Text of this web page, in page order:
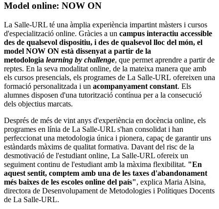
Model online: NOW ON
La Salle-URL té una àmplia experiència impartint màsters i cursos
d'especialització online. Gràcies a un campus interactiu accessible
des de qualsevol dispositiu, i des de qualsevol lloc del món, el
model NOW ON està dissenyat a partir de la
metodologia learning by challenge, que permet aprendre a partir de
reptes. En la seva modalitat online, de la mateixa manera que amb
els cursos presencials, els programes de La Salle-URL ofereixen una
formació personalitzada i un acompanyament constant. Els
alumnes disposen d'una tutorització contínua per a la consecució
dels objectius marcats.
Després de més de vint anys d'experiència en docència online, els
programes en línia de La Salle-URL s'han consolidat i han
perfeccionat una metodologia única i pionera, capaç de garantir uns
estàndards màxims de qualitat formativa. Davant del risc de la
desmotivació de l'estudiant online, La Salle-URL ofereix un
seguiment continu de l'estudiant amb la màxima flexibilitat. "En
aquest sentit, comptem amb una de les taxes d'abandonament
més baixes de les escoles online del país", explica Maria Alsina,
directora de Desenvolupament de Metodologies i Polítiques Docents
de La Salle-URL.